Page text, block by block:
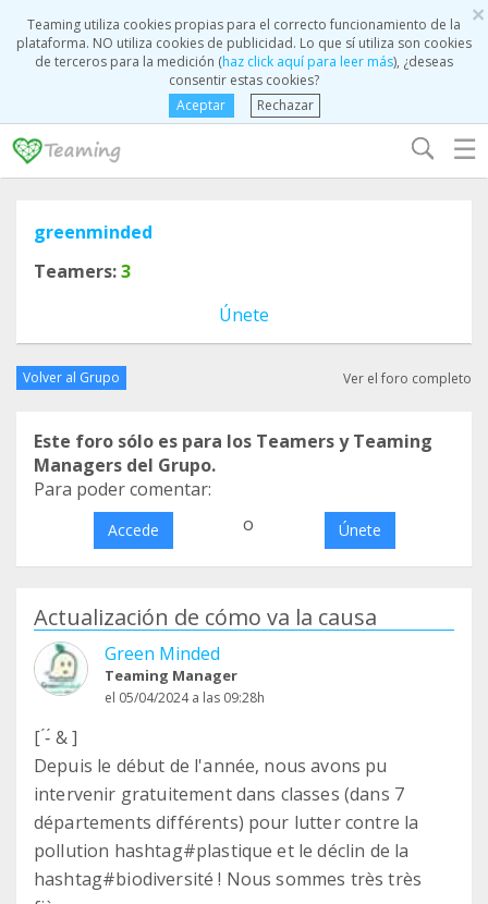
×
Teaming utiliza cookies propias para el correcto funcionamiento de la
plataforma. NO utiliza cookies de publicidad. Lo que sí utiliza son cookies
de terceros para la medición (haz click aquí para leer más), ¿deseas
consentir estas cookies?
Aceptar
Rechazar
☰
greenminded
Teamers:3
Únete
Volver al Grupo Ver el foro completo
Este foro sólo es para los Teamers y Teaming
Managers del Grupo.
Para poder comentar:
Accede o Únete
Actualización de cómo va la causa
Green Minded
Teaming Manager
el 05/04/2024 a las 09:28h
[ ́-́ & ]
Depuis le début de l'année, nous avons pu
intervenir gratuitement dans classes (dans 7
départements différents) pour lutter contre la
pollution hashtag#plastique et le déclin de la
hashtag#biodiversité ! Nous sommes très très